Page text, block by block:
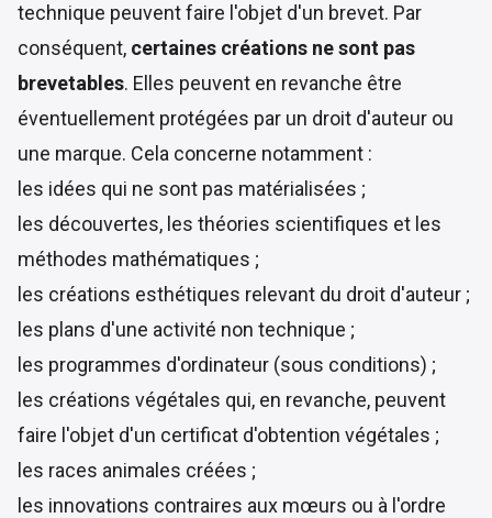
technique peuvent faire l'objet d'un brevet. Par
conséquent, certaines créations ne sont pas
brevetables. Elles peuvent en revanche être
éventuellement protégées par un droit d'auteur ou
une marque. Cela concerne notamment :
les idées qui ne sont pas matérialisées ;
les découvertes, les théories scientifiques et les
méthodes mathématiques ;
les créations esthétiques relevant du droit d'auteur ;
les plans d'une activité non technique ;
les programmes d'ordinateur (sous conditions) ;
les créations végétales qui, en revanche, peuvent
faire l'objet d'un certificat d'obtention végétales ;
les races animales créées ;
les innovations contraires aux mœurs ou à l'ordre